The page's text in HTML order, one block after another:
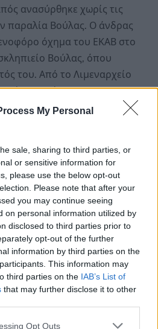
My Personal
sale, sharing to third parties, or
or sensitive information for
please use the below opt-out
Please note that after your
you may continue seeing
on personal information utilized by
disclosed to third parties prior to
opt-out of the further
information by third parties on the
This information may
third parties on the IAB’s List of
that may further disclose it to other
Opt Outs
ανασύρθηκε χωρίς τις
παραλία Βούλας. Ο άνδρας
όχημα του ΕΚΑΒ στο
Βούλας, όπου
του. Από το Λιμεναρχείο
προανάκριση,
νεκροψίας – νεκροτομής
και
Αθηνών.